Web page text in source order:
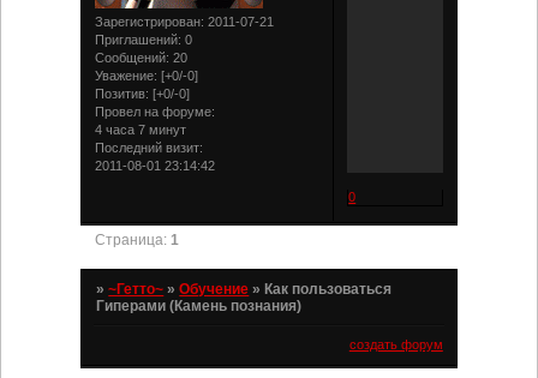
Зарегистрирован: 2011-07-21
Приглашений: 0
Сообщений: 20
Уважение: [+0/-0]
Позитив: [+0/-0]
Провел на форуме:
4 часа 7 минут
Последний визит:
2011-08-01 23:14:42
0
Страница: 1
»~Гетто~ »Обучение » Как пользоваться
Гиперами (Камень познания)
создать форум